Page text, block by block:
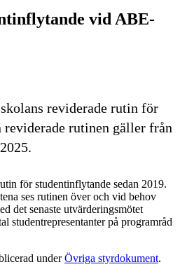
vid ABE-
reviderade rutin för
rutinen gäller från
för studentinflytande sedan 2019.
ses rutinen över och vid behov
det senaste utvärderingsmötet
studentrepresentanter på programråd
underÖvriga styrdokument.